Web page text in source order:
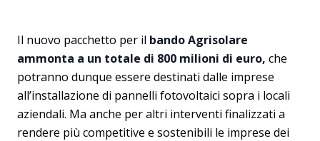
Il nuovo pacchetto per il bando Agrisolare
ammonta a un totale di 800 milioni di euro, che
potranno dunque essere destinati dalle imprese
all’installazione di pannelli fotovoltaici sopra i locali
aziendali. Ma anche per altri interventi finalizzati a
rendere più competitive e sostenibili le imprese dei